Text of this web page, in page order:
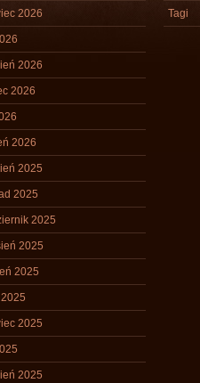
2026
2026
2026
2026
2025
2025
2025
2025
2025
2025
2025
Tagi